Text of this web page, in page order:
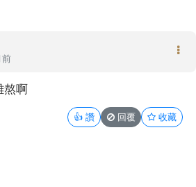
前
熬啊
👍 讚 回覆 收藏